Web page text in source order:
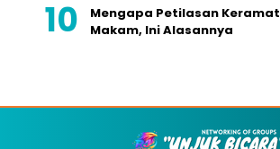
Mengapa Petilasan
Makam, Ini Alasannya